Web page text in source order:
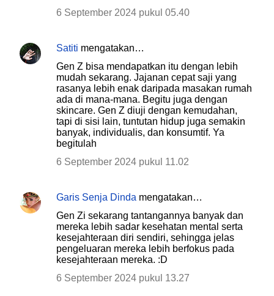
6 September 2024 pukul 05.40
Satiti mengatakan…
Gen Z bisa mendapatkan itu dengan lebih
mudah sekarang. Jajanan cepat saji yang
rasanya lebih enak daripada masakan rumah
ada di mana-mana. Begitu juga dengan
skincare. Gen Z diuji dengan kemudahan,
tapi di sisi lain, tuntutan hidup juga semakin
banyak, individualis, dan konsumtif. Ya
begitulah
6 September 2024 pukul 11.02
Garis Senja Dinda mengatakan…
Gen Zi sekarang tantangannya banyak dan
mereka lebih sadar kesehatan mental serta
kesejahteraan diri sendiri, sehingga jelas
pengeluaran mereka lebih berfokus pada
kesejahteraan mereka. :D
6 September 2024 pukul 13.27